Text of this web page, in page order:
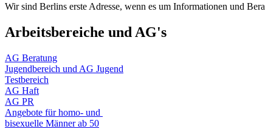
Wir sind Berlins erste Adresse, wenn es um Informationen und
Arbeitsbereiche und AG's
AG Beratung
Jugendbereich und AG Jugend
Testbereich
AG Haft
AG PR
Angebote für homo- und
bisexuelle Männer ab 50